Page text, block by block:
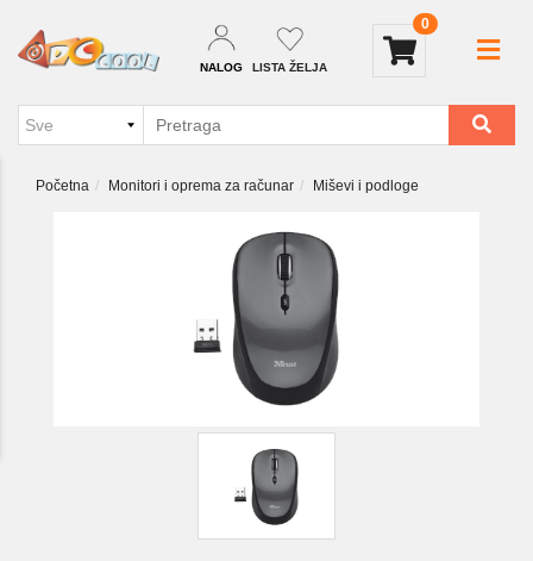
NALOG LISTA ŽELJA
0
Početna Monitori i oprema za računar Miševi i podloge